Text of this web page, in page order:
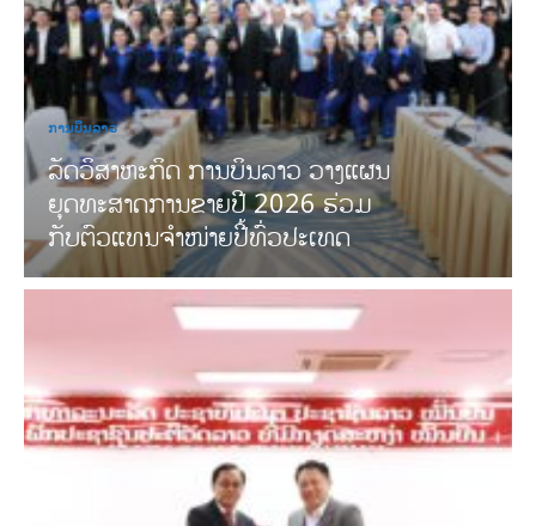
ການບິນລາວ
ລັດວິສາຫະກິດ ການບິນລາວ ວາງແຜນ
ຍຸດທະສາດການຂາຍປີ 2026 ຮ່ວມ
ກັບຕົວແທນຈໍາໜ່າຍປີ້ທົ່ວປະເທດ